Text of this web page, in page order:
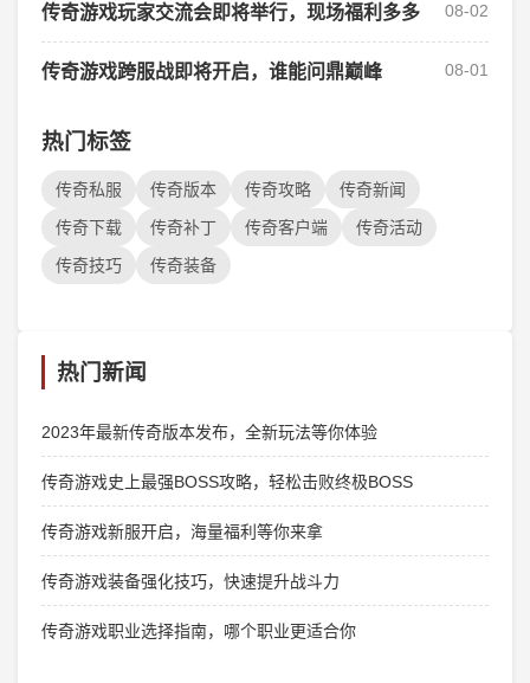
传奇游戏玩家交流会即将举行，现场福利多多 08-02
传奇游戏跨服战即将开启，谁能问鼎巅峰 08-01
热门标签
传奇私服 传奇版本 传奇攻略
传奇新闻
传奇下载
传奇补丁 传奇客户端
传奇活动
传奇技巧
传奇装备
热门新闻
2023年最新传奇版本发布，全新玩法等你体验
传奇游戏史上最强BOSS攻略，轻松击败终极BOSS
传奇游戏新服开启，海量福利等你来拿
传奇游戏装备强化技巧，快速提升战斗力
传奇游戏职业选择指南，哪个职业更适合你